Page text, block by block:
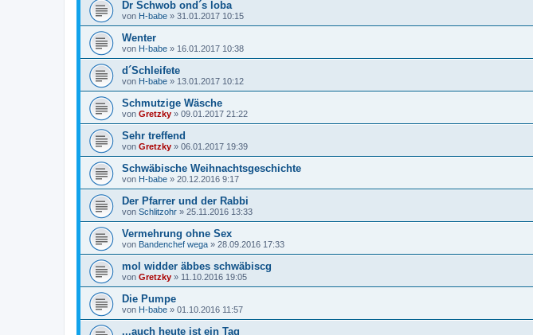
Dr Schwob ond´s loba
von H-babe » 31.01.2017 10:15
Wenter
von H-babe » 16.01.2017 10:38
d´Schleifete
von H-babe » 13.01.2017 10:12
Schmutzige Wäsche
von Gretzky » 09.01.2017 21:22
Sehr treffend
von Gretzky » 06.01.2017 19:39
Schwäbische Weihnachtsgeschichte
von H-babe » 20.12.2016 9:17
Der Pfarrer und der Rabbi
von Schlitzohr » 25.11.2016 13:33
Vermehrung ohne Sex
von Bandenchef wega » 28.09.2016 17:33
mol widder äbbes schwäbiscg
von Gretzky » 11.10.2016 19:05
Die Pumpe
von H-babe » 01.10.2016 11:57
...auch heute ist ein Tag